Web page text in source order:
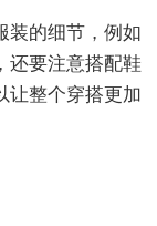
装的细节，例如
还要注意搭配鞋
让整个穿搭更加